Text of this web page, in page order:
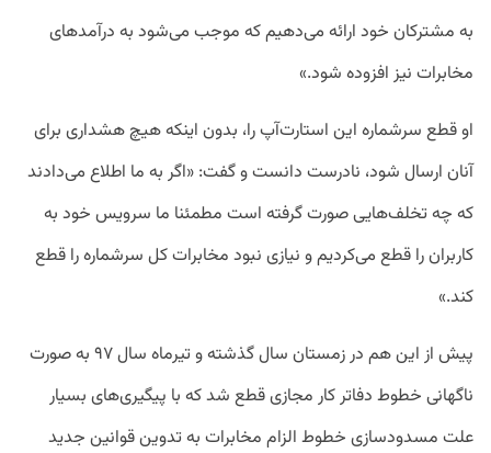
به مشترکان خود ارائه می‌دهیم که موجب می‌شود به درآمدهای
مخابرات نیز افزوده شود.»
او قطع سرشماره این استارت‌آپ را، بدون اینکه هیچ هشداری برای
آنان ارسال شود، نادرست دانست و گفت: «اگر به ما اطلاع می‌دادند
که چه تخلف‌هایی صورت گرفته است مطمئنا ما سرویس خود به
کاربران را قطع می‌کردیم و نیازی نبود مخابرات کل سرشماره را قطع
کند.»
پیش از این هم در زمستان سال گذشته و تیرماه سال ۹۷ به صورت
ناگهانی خطوط دفاتر کار مجازی قطع شد که با پیگیری‌های بسیار
علت مسدودسازی خطوط الزام مخابرات به تدوین قوانین جدید